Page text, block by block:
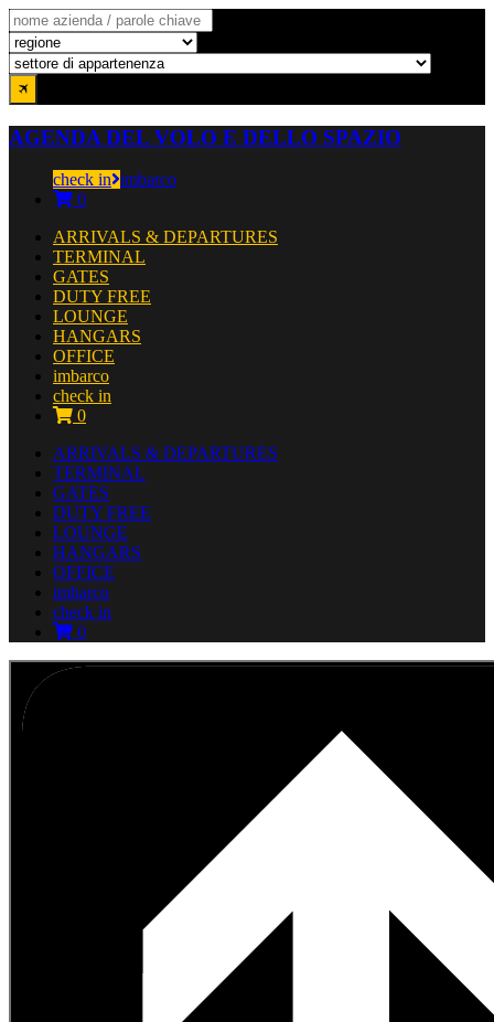
AGENDA DEL VOLO E DELLO SPAZIO
check in imbarco
0
ARRIVALS & DEPARTURES
TERMINAL
GATES
DUTY FREE
LOUNGE
HANGARS
OFFICE
imbarco
check in
0
ARRIVALS & DEPARTURES
TERMINAL
GATES
DUTY FREE
LOUNGE
HANGARS
OFFICE
imbarco
check in
0